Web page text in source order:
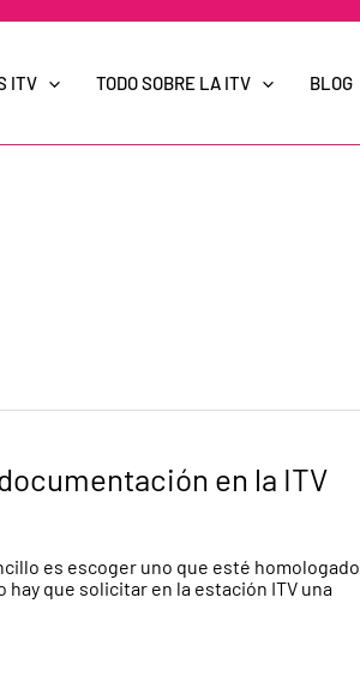
ITV TODO SOBRE LA ITV BLOG
en la ITV
es escoger uno que esté homologado
que solicitar en la estación ITV una